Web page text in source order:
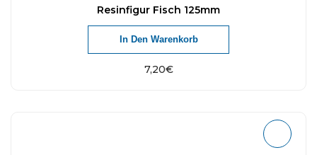
Resinfigur Fisch 125mm
7,20€
In Den Warenkorb